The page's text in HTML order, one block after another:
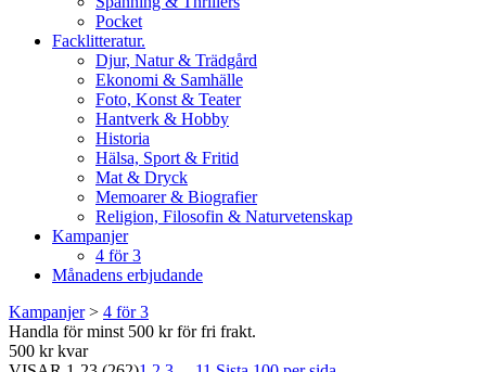
Pocket
Facklitteratur.
Djur, Natur & Trädgård
Ekonomi & Samhälle
Foto, Konst & Teater
Hantverk & Hobby
Historia
Hälsa, Sport & Fritid
Mat & Dryck
Memoarer & Biografier
Religion, Filosofin & Naturvetenskap
Kampanjer
4 för 3
Månadens erbjudande
Kampanjer> 4 för 3
Handla för minst 500 kr för fri frakt.
500 kr kvar